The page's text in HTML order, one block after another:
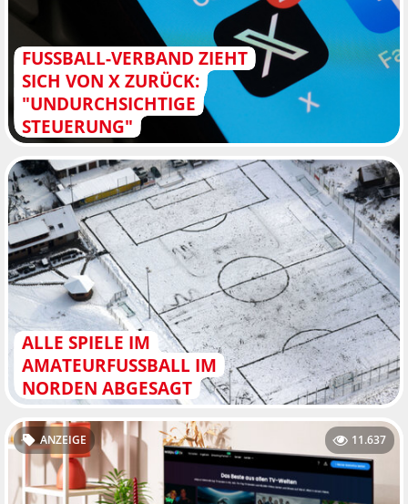
FUSSBALL-VERBAND ZIEHT S
ICH VON X ZURÜCK: "
UNDURCHSICHTIGE S
TEUERUNG"
ALLE SPIELE IM
AMATEURFUSSBALL IM N
ORDEN ABGESAGT
ANZEIGE 11.637